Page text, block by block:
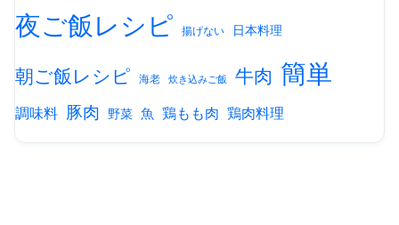
夜ご飯レシピ 揚げない 日本料理
朝ご飯レシピ 海老 炊き込みご飯 牛肉 簡単
調味料 豚肉 野菜 魚 鶏もも肉 鶏肉料理